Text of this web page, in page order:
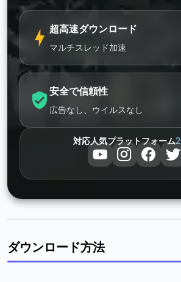
超高速ダウンロード
マルチスレッド加速
安全で信頼性
広告なし、ウイルスなし
対応人気プラットフォーム
ダウンロード方法